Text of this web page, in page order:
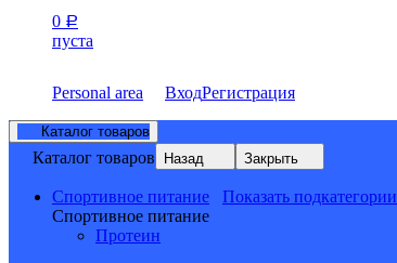
0 Р
пуста
Personal area ВходРегистрация
Каталог товаров
Каталог товаров Назад Закрыть
Спортивное питание
Показать подкатегории
Спортивное питание
Протеин